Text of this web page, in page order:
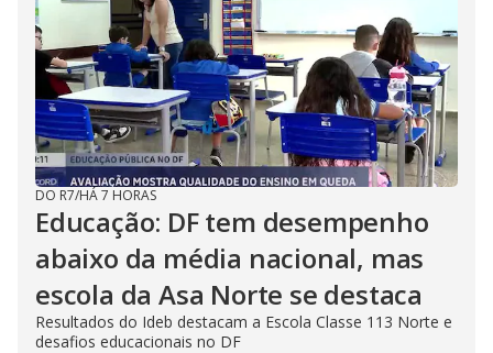
DO R7/HÁ 7 HORAS
Educação: DF tem desempenho
abaixo da média nacional, mas
escola da Asa Norte se destaca
Resultados do Ideb destacam a Escola Classe 113 Norte e
desafios educacionais no DF